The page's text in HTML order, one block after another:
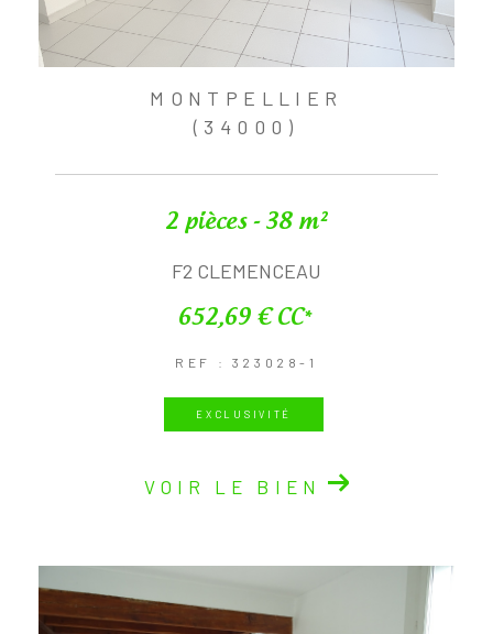
MONTPELLIER
(34000)
2 pièces - 38 m²
F2 CLEMENCEAU
652,69 € CC*
REF : 323028-1
EXCLUSIVITÉ
VOIR LE BIEN